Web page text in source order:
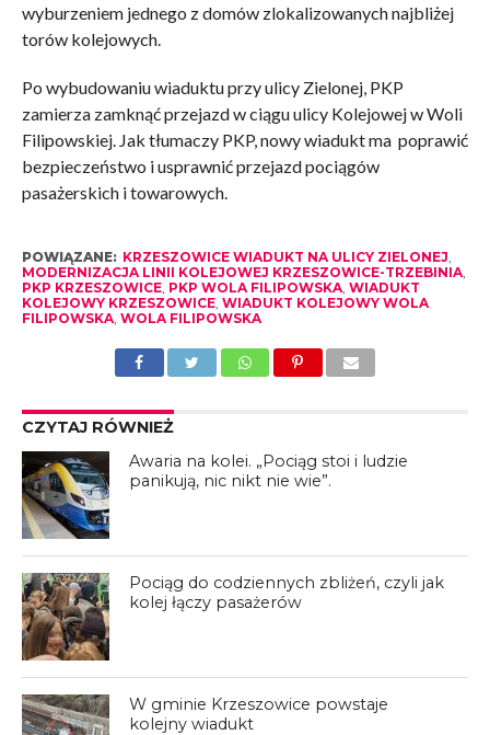
wyburzeniem jednego z domów zlokalizowanych najbliżej
torów kolejowych.
Po wybudowaniu wiaduktu przy ulicy Zielonej, PKP
zamierza zamknąć przejazd w ciągu ulicy Kolejowej w Woli
Filipowskiej. Jak tłumaczy PKP, nowy wiadukt ma poprawić
bezpieczeństwo i usprawnić przejazd pociągów
pasażerskich i towarowych.
POWIĄZANE: KRZESZOWICE WIADUKT NA ULICY ZIELONEJ
MODERNIZACJA LINII KOLEJOWEJ KRZESZOWICE-TRZEBINIA,
PKP KRZESZOWICE, PKP WOLA FILIPOWSKA, WIADUKT
KOLEJOWY KRZESZOWICE, WIADUKT KOLEJOWY WOLA
FILIPOWSKA, WOLA FILIPOWSKA
CZYTAJ RÓWNIEŻ
Awaria na kolei. „Pociąg stoi i ludzie
panikują, nic nikt nie wie”.
Pociąg do codziennych zbliżeń, czyli jak
kolej łączy pasażerów
W gminie Krzeszowice powstaje
kolejny wiadukt